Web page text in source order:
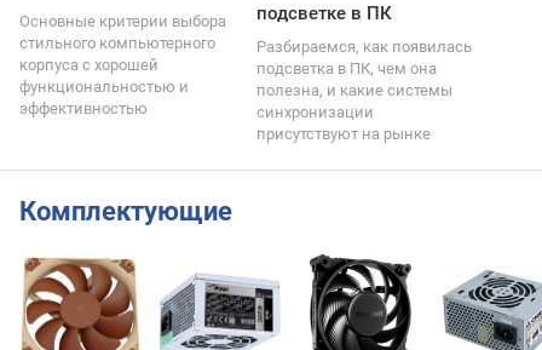
Основные критерии выбора
стильного компьютерного
корпуса с хорошей
функциональностью и
эффективностью
подсветке в ПК
Разбираемся, как появилась
подсветка в ПК, чем она
полезна, и какие системы
синхронизации
присутствуют на рынке
Комплектующие